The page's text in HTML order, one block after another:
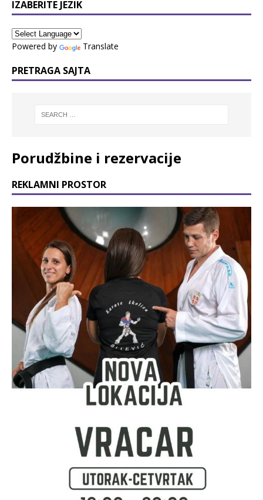
IZABERITE JEZIK
Powered by Translate
PRETRAGA SAJTA
Porudžbine i rezervacije
REKLAMNI PROSTOR